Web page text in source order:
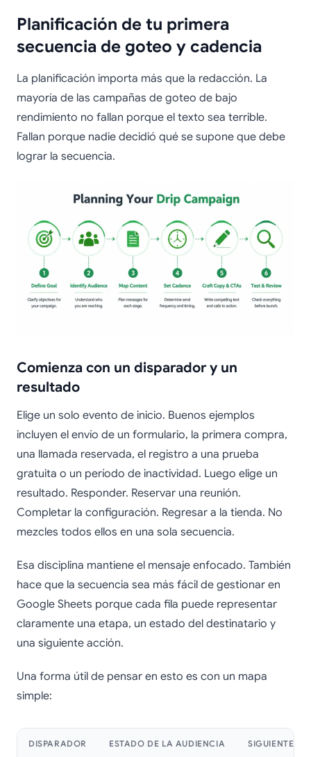
Planificación de tu primera
secuencia de goteo y cadencia
La planificación importa más que la redacción. La
mayoría de las campañas de goteo de bajo
rendimiento no fallan porque el texto sea terrible.
Fallan porque nadie decidió qué se supone que debe
lograr la secuencia.
Comienza con un disparador y un
resultado
Elige un solo evento de inicio. Buenos ejemplos
incluyen el envío de un formulario, la primera compra,
una llamada reservada, el registro a una prueba
gratuita o un período de inactividad. Luego elige un
resultado. Responder. Reservar una reunión.
Completar la configuración. Regresar a la tienda. No
mezcles todos ellos en una sola secuencia.
Esa disciplina mantiene el mensaje enfocado. También
hace que la secuencia sea más fácil de gestionar en
Google Sheets porque cada fila puede representar
claramente una etapa, un estado del destinatario y
una siguiente acción.
Una forma útil de pensar en esto es con un mapa
simple:
DISPARADOR ESTADO DE LA AUDIENCIA SIGUIENTE